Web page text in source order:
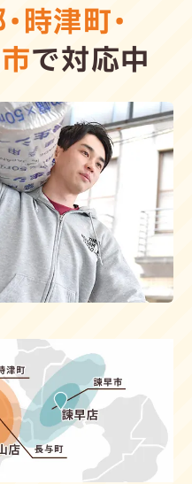
・時津町・
で対応中